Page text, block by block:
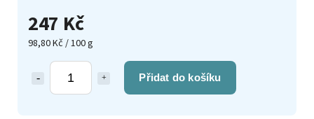
247 Kč
98,80 Kč / 100 g
Přidat do košíku